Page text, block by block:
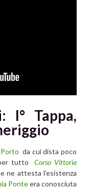
I° Tappa,
da cui dista poco
tutto
Corso Vittoria
ne attesta l’esistenza
Ponteera conosciuta